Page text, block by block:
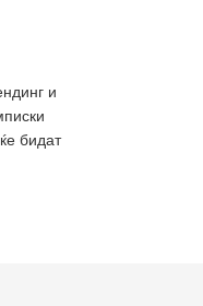
и
бидат